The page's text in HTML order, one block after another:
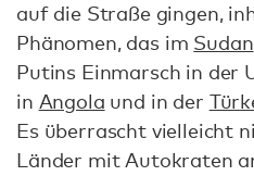
auf die Straße gingen,
Phänomen, das im Sudan
Putins Einmarsch in der
in Angola und in der
Es überrascht vielleicht
Länder mit Autokraten